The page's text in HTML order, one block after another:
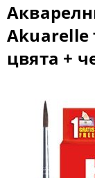
Akuarelle
цвята +